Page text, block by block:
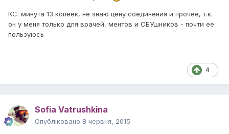
КС: минута 13 копеек, не знаю цену соединения и прочее, т.к.
он у меня только для врачей, ментов и СБУшников - почти ее
пользуюсь
4
Sofia Vatrushkina
Опубліковано 8 червня, 2015